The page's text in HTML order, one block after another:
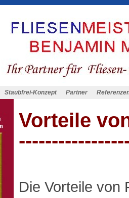
Staubfrei-Konzept Partner
Vorteile
Die Vorteile von